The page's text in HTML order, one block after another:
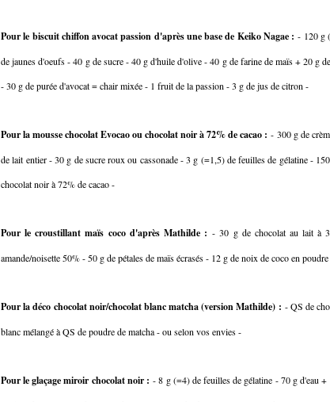
Pour le biscuit chiffon avocat passion d'après une base de Keiko Nagae :- 120 g
de jaunes d'oeufs - 40 g de sucre - 40 g d'huile d'olive - 40 g de farine de maïs + 20 g
- 30 g de purée d'avocat = chair mixée - 1 fruit de la passion - 3 g de jus de citron -
Pour la mousse chocolat Evocao ou chocolat noir à 72% de cacao :- 300 g de
de lait entier - 30 g de sucre roux ou cassonade - 3 g (=1,5) de feuilles de gélatine -
chocolat noir à 72% de cacao -
Pour le croustillant maïs coco d'après Mathilde :- 30 g de chocolat au lait à
amande/noisette 50% - 50 g de pétales de maïs écrasés - 12 g de noix de coco en
Pour la déco chocolat noir/chocolat blanc matcha (version Mathilde) : - QS de
blanc mélangé à QS de poudre de matcha - ou selon vos envies -
Pour le glaçage miroir chocolat noir :- 8 g (=4) de feuilles de gélatine - 70 g d'eau